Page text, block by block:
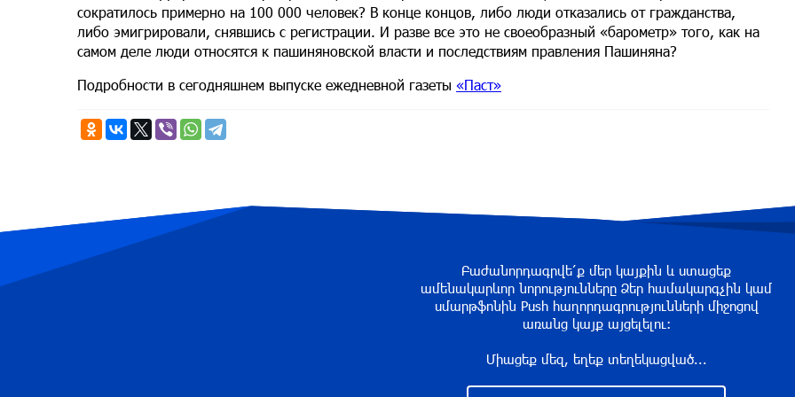
сократилось примерно на 100 000 человек? В конце концов, либо люди отказались от гражданства,
либо эмигрировали, снявшись с регистрации. И разве все это не своеобразный «барометр» того, как на
самом деле люди относятся к пашиняновской власти и последствиям правления Пашиняна?
Подробности в сегодняшнем выпуске ежедневной газеты «Паст»
Բաժանորդագրվե՛ք մեր կայքին և ստացեք
ամենակարևոր նորությունները Ձեր համակարգչին կամ
սմարթֆոնին Push հաղորդագրությունների միջոցով
առանց կայք այցելելու։
Միացեք մեզ, եղեք տեղեկացված...